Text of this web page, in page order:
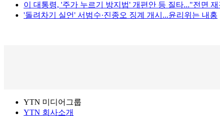
이 대통령, '주가 누르기 방지법' 개편안 등 질타..."전면
'돌려차기 실언' 서범수·진종오 징계 개시...윤리위는 내홍
YTN 미디어그룹
YTN 회사소개